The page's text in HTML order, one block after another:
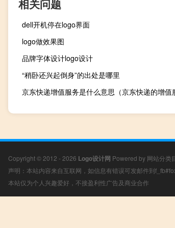
相关问题
dell开机停在logo界面
logo做效果图
品牌字体设计logo设计
“稍卧还兴起倒身”的出处是哪里
京东快递增值服务是什么意思（京东快递的增值
Copyright © 2012 - 2026 Logo设计网 Powered by 网站分类
声明：本站内容来自互联网，如信息有错误可发邮件到
本站仅为个人兴趣爱好，不接盈利性广告及商业合作